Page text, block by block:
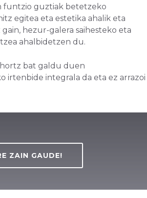
funtzio guztiak betetzeko
egitea eta estetika ahalik eta
hezur-galera saihesteko eta
ahalbidetzen du.
bat galdu duen
irtenbide integrala da eta ez arrazoi
ZAIN GAUDE!